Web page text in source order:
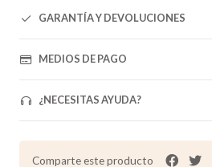
GARANTÍA Y DEVOLUCIONES
MEDIOS DE PAGO
¿NECESITAS AYUDA?
Comparte este producto